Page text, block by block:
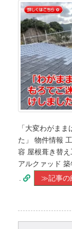
「大変わがま
た」 物件情報
容 屋根葺き替
アルクァッド
≫記事の